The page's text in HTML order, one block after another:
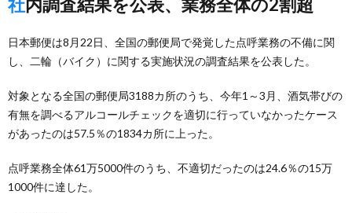
日本郵便は8月22日、全国の郵便局で発覚した点呼業務の不備に関
し、二輪（バイク）に関する実施状況の調査結果を公表した。
対象となる全国の郵便局3188カ所のうち、今年1～3月、酒気帯びの
有無を調べるアルコールチェックを適切に行っていなかったケース
があったのは57.5％の1834カ所に上った。
点呼業務全体61万5000件のうち、不適切だったのは24.6％の15万
1000件に達した。